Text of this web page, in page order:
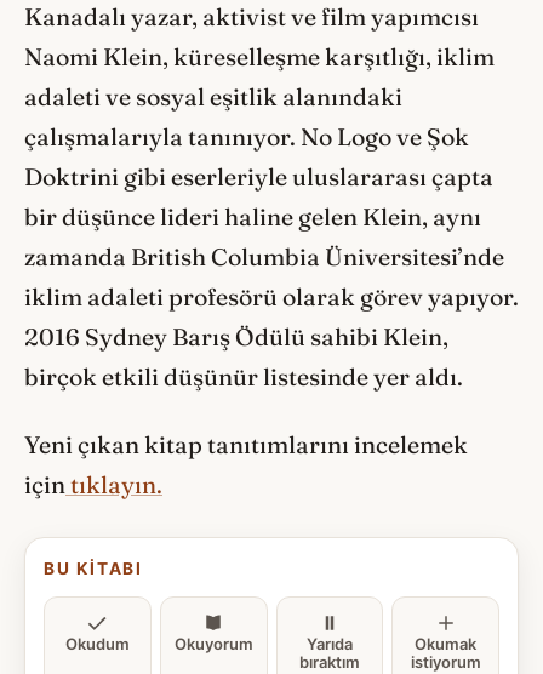
Kanadalı yazar, aktivist ve film yapımcısı
Naomi Klein, küreselleşme karşıtlığı, iklim
adaleti ve sosyal eşitlik alanındaki
çalışmalarıyla tanınıyor. No Logo ve Şok
Doktrini gibi eserleriyle uluslararası çapta
bir düşünce lideri haline gelen Klein, aynı
zamanda British Columbia Üniversitesi’nde
iklim adaleti profesörü olarak görev yapıyor.
2016 Sydney Barış Ödülü sahibi Klein,
birçok etkili düşünür listesinde yer aldı.
Yeni çıkan kitap tanıtımlarını incelemek
içintıklayın.
BU KITABI
Okudum Okuyorum
Yarıda
bıraktım
Okumak
istiyorum